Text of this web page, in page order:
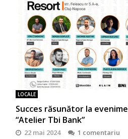
LOCALE
Succes răsunător la
“Atelier Tbi Bank”
22 mai 2024 1 comentariu